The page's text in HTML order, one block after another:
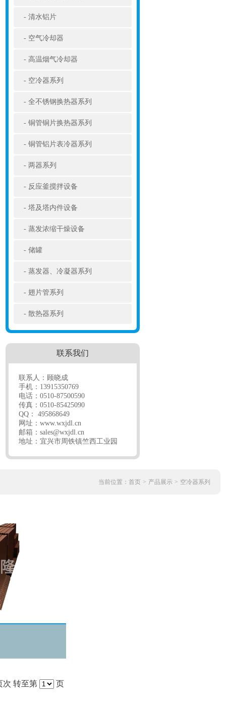
清水铝片
空气冷却器
高温烟气冷却器
空冷器系列
全不锈钢换热器系列
铜管铜片换热器系列
铜管铝片表冷器系列
两器系列
反应釜搅拌设备
塔及塔内件设备
蒸发浓缩干燥设备
储罐
蒸发器、冷凝器系列
翅片管系列
散热器系列
联系我们
联系人：顾晓成
手机：13915350769
电话：0510-87500590
传真：0510-85425090
QQ： 495868649
网址：www.wxjdl.cn
邮箱：sales@wxjdl.cn
地址：宜兴市周铁镇竺西工业园
当前位置： 首页 > 产品展示 > 空冷器系列
次 转至第 页